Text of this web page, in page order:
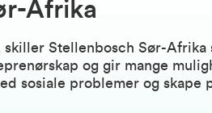
Afrika
Stellenbosch Sør-Afrika
og gir mange
sosiale problemer og skape